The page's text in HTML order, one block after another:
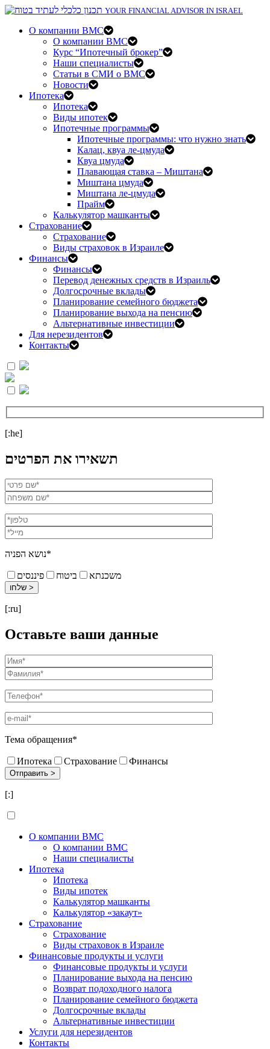
YOUR FINANCIAL ADVISOR IN ISRAEL
О компании BMC
О компании BMC
Курс “Ипотечный брокер”
Наши специалисты
Статьи в СМИ о BMC
Новости
Ипотека
Ипотека
Виды ипотек
Ипотечные программы
Ипотечные программы: что нужно знать
Калац, квуа ле-цмуда
Квуа цмуда
Плавающая ставка – Миштана
Миштана цмуда
Миштана ле-цмуда
Прайм
Калькулятор машканты
Страхование
Страхование
Виды страховок в Израиле
Финансы
Финансы
Перевод денежных средств в Израиль
Долгосрочные вклады
Планирование семейного бюджета
Планирование выхода на пенсию
Альтернативные инвестиции
Для нерезидентов
Контакты
[:he]
תשאירו את הפרטים
נושא הפניה*
משכנתא ביטוח פיננסים
[:ru]
Оставьте ваши данные
Тема обращения*
Ипотека Страхование Финансы
[:]
О компании BMC
О компании BMC
Наши специалисты
Ипотека
Ипотека
Виды ипотек
Калькулятор машканты
Калькулятор «закаут»
Страхование
Страхование
Виды страховок в Израиле
Финансовые продукты и услуги
Финансовые продукты и услуги
Планирование выхода на пенсию
Возврат подоходного налога
Планирование семейного бюджета
Долгосрочные вклады
Альтернативные инвестиции
Услуги для нерезидентов
Контакты